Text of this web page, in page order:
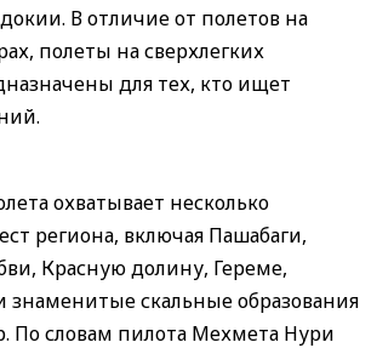
В отличие от полетов на
полеты на сверхлегких
для тех, кто ищет
охватывает несколько
региона, включая Пашабаги,
Красную долину, Гереме,
знаменитые скальные образования
По словам пилота Мехмета Нури